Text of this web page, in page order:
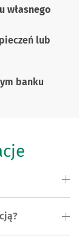
własnego
lub
banku